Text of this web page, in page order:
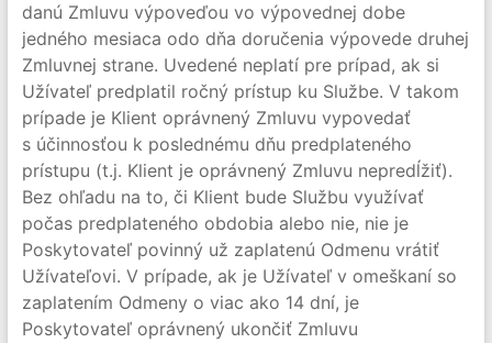
danú Zmluvu výpoveďou vo výpovednej dobe
jedného mesiaca odo dňa doručenia výpovede druhej
Zmluvnej strane. Uvedené neplatí pre prípad, ak si
Užívateľ predplatil ročný prístup ku Službe. V takom
prípade je Klient oprávnený Zmluvu vypovedať
s účinnosťou k poslednému dňu predplateného
prístupu (t.j. Klient je oprávnený Zmluvu nepredĺžiť).
Bez ohľadu na to, či Klient bude Službu využívať
počas predplateného obdobia alebo nie, nie je
Poskytovateľ povinný už zaplatenú Odmenu vrátiť
Užívateľovi. V prípade, ak je Užívateľ v omeškaní so
zaplatením Odmeny o viac ako 14 dní, je
Poskytovateľ oprávnený ukončiť Zmluvu